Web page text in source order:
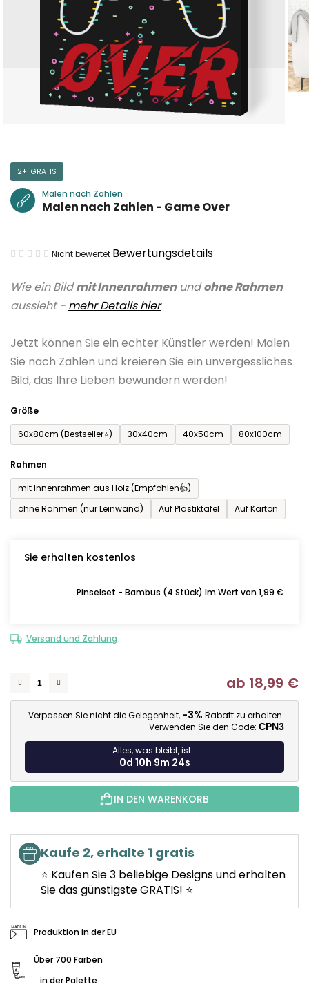
Wie ein Bildmit Innenrahmenundohne Rahmen
aussieht - mehr Details hier
Jetzt können Sie ein echter Künstler werden! Malen
Sie nach Zahlen und kreieren Sie ein unvergessliches
Bild, das Ihre Lieben bewundern werden!
Größe
60x80cm (Bestseller⭐)
30x40cm 40x50cm 80x100cm
Rahmen
mit Innenrahmen aus Holz (Empfohlen👍)
ohne Rahmen (nur Leinwand)
Auf Plastiktafel Auf Karton
Sie erhalten kostenlos
Pinselset - Bambus (4 Stück) Im Wert von 1,99 €
Versand und Zahlung
ab 18,99 €
Verpassen Sie nicht die Gelegenheit, -3% Rabatt zu erhalten.
Verwenden Sie den Code: CPN3
Alles, was bleibt, ist...
0d 10h 9m 24s
IN DEN WARENKORB
Kaufe 2, erhalte 1 gratis
⭐ Kaufen Sie 3 beliebige Designs und erhalten
Sie das günstigste GRATIS! ⭐
Produktion in der EU
Über 700 Farben
in der Palette
2+1 GRATIS
Malen nach Zahlen
Malen nach Zahlen - Game Over
Die
Produktbewertung
ist
von
5
Sternen.
Nicht bewertet Bewertungsdetails